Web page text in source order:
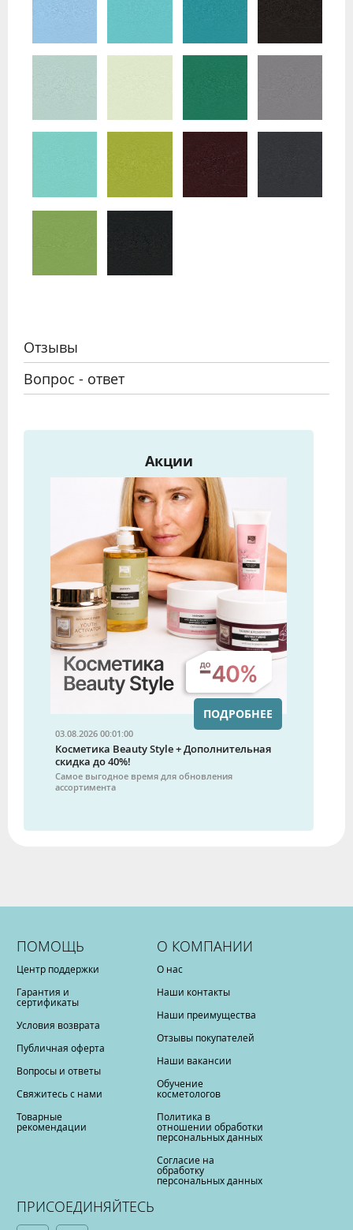
Отзывы
Вопрос - ответ
Акции
03.08.2026 00:01:00
Косметика Beauty Style + Дополнительная
скидка до 40%!
Самое выгодное время для обновления
ассортимента
ПОДРОБНЕЕ
ПОМОЩЬ
Центр поддержки
Гарантия и
сертификаты
Условия возврата
Публичная оферта
Вопросы и ответы
Свяжитесь с нами
Товарные
рекомендации
О КОМПАНИИ
О нас
Наши контакты
Наши преимущества
Отзывы покупателей
Наши вакансии
Обучение
косметологов
Политика в
отношении обработки
персональных данных
Согласие на
обработку
персональных данных
ПРИСОЕДИНЯЙТЕСЬ